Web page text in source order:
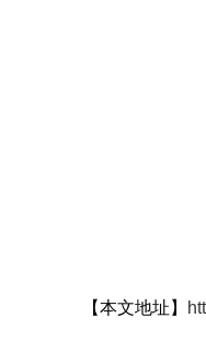
【本文地址】